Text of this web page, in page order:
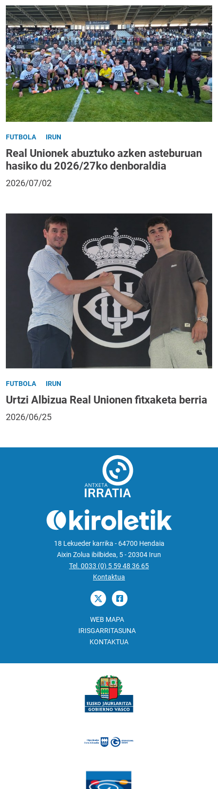
FUTBOLA IRUN
Real Unionek abuztuko azken asteburuan
hasiko du 2026/27ko denboraldia
2026/07/02
FUTBOLA IRUN
Urtzi Albizua Real Unionen fitxaketa berria
2026/06/25
18 Lekueder karrika - 64700 Hendaia
Aixin Zolua ibilbidea, 5 - 20304 Irun
Tel. 0033 (0) 5 59 48 36 65
Kontaktua
WEB MAPA
IRISGARRITASUNA
KONTAKTUA